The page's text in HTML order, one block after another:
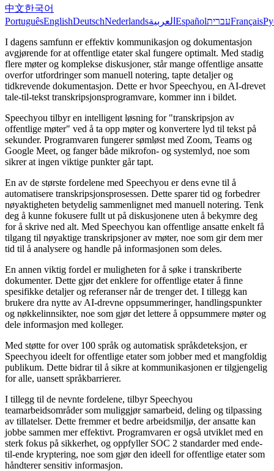
中文한국어
PortuguêsEnglishDeutschNederlandsالعربية EspañolעבריתFrançais
I dagens samfunn er effektiv kommunikasjon og dokumentasjon
avgjørende for at offentlige etater skal fungere optimalt. Med stadig
flere møter og komplekse diskusjoner, står mange offentlige ansatte
overfor utfordringer som manuell notering, tapte detaljer og
tidkrevende dokumentasjon. Dette er hvor Speechyou, en AI-drevet
tale-til-tekst transkripsjonsprogramvare, kommer inn i bildet.
Speechyou tilbyr en intelligent løsning for "transkripsjon av
offentlige møter" ved å ta opp møter og konvertere lyd til tekst på
sekunder. Programvaren fungerer sømløst med Zoom, Teams og
Google Meet, og fanger både mikrofon- og systemlyd, noe som
sikrer at ingen viktige punkter går tapt.
En av de største fordelene med Speechyou er dens evne til å
automatisere transkripsjonsprosessen. Dette sparer tid og forbedrer
nøyaktigheten betydelig sammenlignet med manuell notering. Tenk
deg å kunne fokusere fullt ut på diskusjonene uten å bekymre deg
for å skrive ned alt. Med Speechyou kan offentlige ansatte enkelt få
tilgang til nøyaktige transkripsjoner av møter, noe som gir dem mer
tid til å analysere og handle på informasjonen som deles.
En annen viktig fordel er muligheten for å søke i transkriberte
dokumenter. Dette gjør det enklere for offentlige etater å finne
spesifikke detaljer og referanser når de trenger det. I tillegg kan
brukere dra nytte av AI-drevne oppsummeringer, handlingspunkter
og nøkkelinnsikter, noe som gjør det lettere å oppsummere møter og
dele informasjon med kolleger.
Med støtte for over 100 språk og automatisk språkdeteksjon, er
Speechyou ideelt for offentlige etater som jobber med et mangfoldig
publikum. Dette bidrar til å sikre at kommunikasjonen er tilgjengelig
for alle, uansett språkbarrierer.
I tillegg til de nevnte fordelene, tilbyr Speechyou
teamarbeidsområder som muliggjør samarbeid, deling og tilpassing
av tillatelser. Dette fremmer et bedre arbeidsmiljø, der ansatte kan
jobbe sammen mer effektivt. Programvaren er også utviklet med en
sterk fokus på sikkerhet, og oppfyller SOC 2 standarder med ende-
til-ende kryptering, noe som gjør den ideell for offentlige etater som
håndterer sensitiv informasjon.